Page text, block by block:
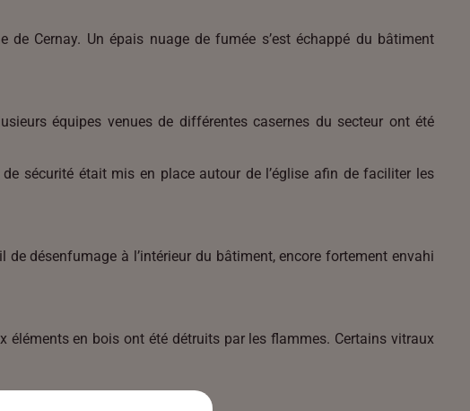
Cernay. Un épais nuage de fumée s’est échappé du bâtiment
équipes venues de différentes casernes du secteur ont été
sécurité était mis en place autour de l’église afin de faciliter les
désenfumage à l’intérieur du bâtiment, encore fortement envahi
en bois ont été détruits par les flammes. Certains vitraux